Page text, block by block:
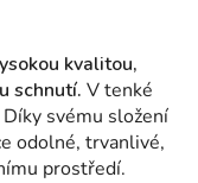
kvalitou,
schnutí. V tenké
svému složení
odolné, trvanlivé,
prostředí.